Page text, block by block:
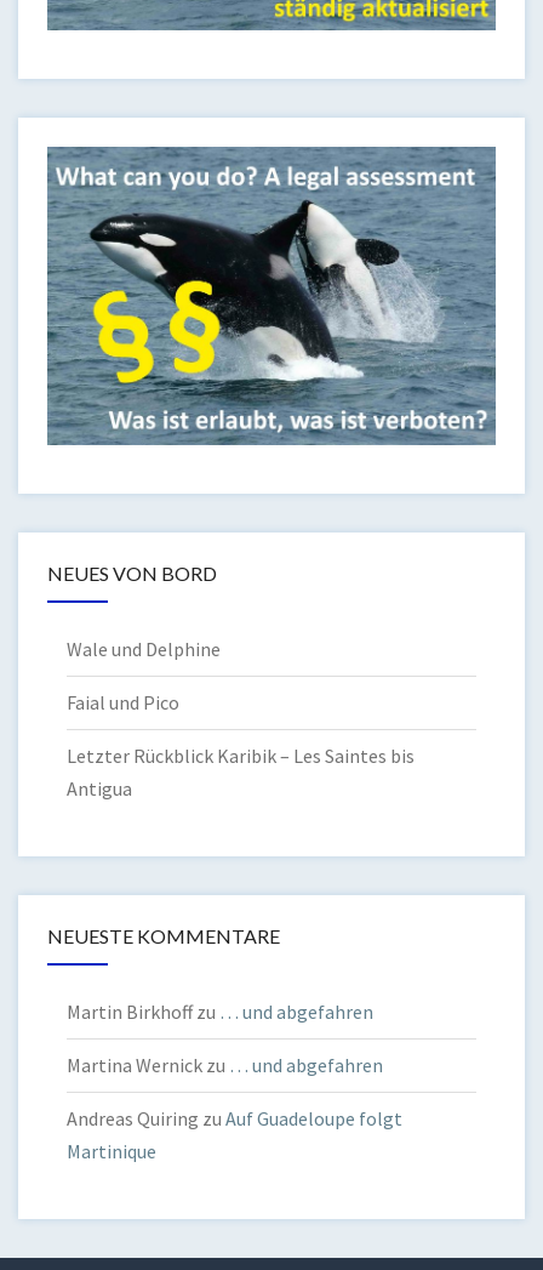
NEUES VON BORD
Wale und Delphine
Faial und Pico
Letzter Rückblick Karibik – Les Saintes bis
Antigua
NEUESTE KOMMENTARE
Martin Birkhoffzu … und abgefahren
Martina Wernick zu … und abgefahren
Andreas Quiring zu Auf Guadeloupe folgt
Martinique